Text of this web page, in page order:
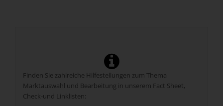
Finden Sie zahlreiche Hilfestellungen zum Thema
Marktauswahl und Bearbeitung in unserem Fact Sheet,
Check-und Linklisten: